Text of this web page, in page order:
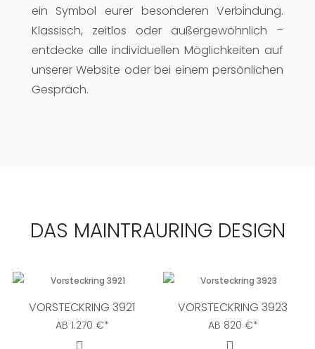
ein Symbol eurer besonderen Verbindung.
Klassisch, zeitlos oder außergewöhnlich –
entdecke alle individuellen Möglichkeiten auf
unserer Website oder bei einem persönlichen
Gespräch.
DAS MAINTRAURING DESIGN
VORSTECKRING 3921
AB 1.270 €*
VORSTECKRING 3923
AB 820 €*